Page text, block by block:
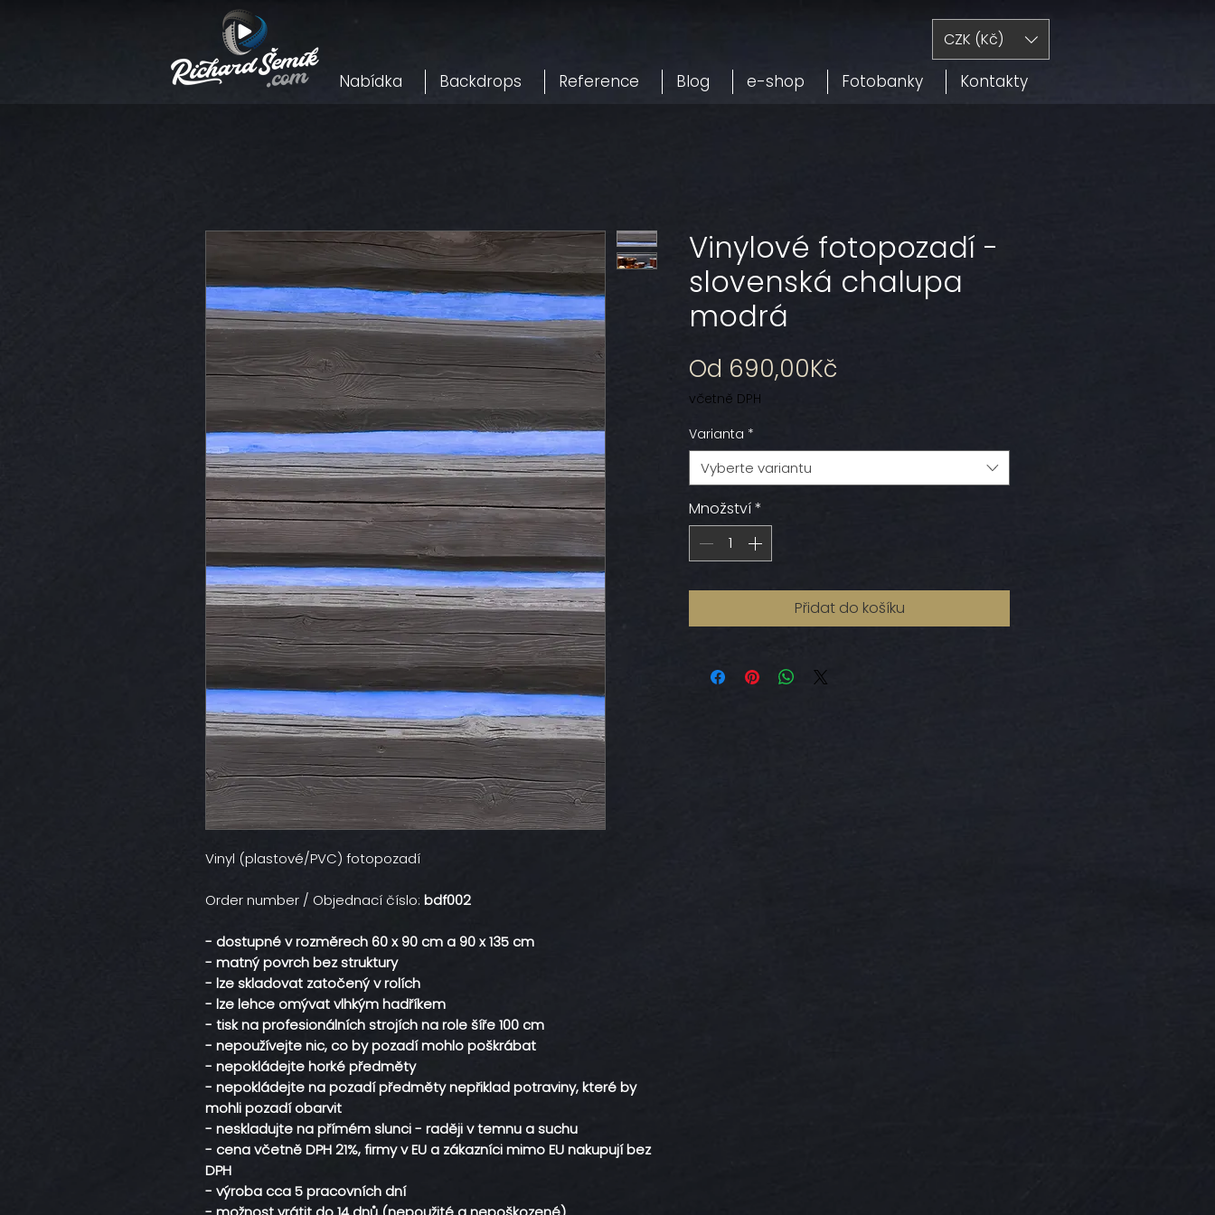
CZK (Kč)
Nabídka Backdrops Reference Blog e-shop Fotobanky Kontakty
Vinyl (plastové/PVC) fotopozadí
Order number / Objednací číslo: bdf002
- dostupné v rozměrech 60 x 90 cm a 90 x 135 cm
- matný povrch bez struktury
- lze skladovat zatočený v rolích
- lze lehce omývat vlhkým hadříkem
- tisk na profesionálních strojích na role šíře 100 cm
- nepoužívejte nic, co by pozadí mohlo poškrábat
- nepokládejte horké předměty
- nepokládejte na pozadí předměty nepřiklad potraviny, které by
mohli pozadí obarvit
- neskladujte na přímém slunci - raději v temnu a suchu
- cena včetně DPH 21%, firmy v EU a zákazníci mimo EU nakupují bez
DPH
- výroba cca 5 pracovních dní
Vinylové fotopozadí -
slovenská chalupa
modrá
Od 690,00Kč
včetně DPH
Varianta *
Vyberte variantu
Množství*
Přidat do košíku